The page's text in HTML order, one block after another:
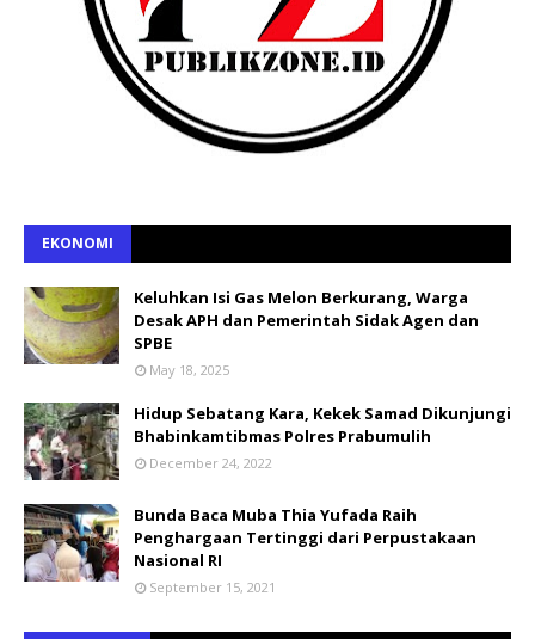
EKONOMI
Keluhkan Isi Gas Melon Berkurang, Warga
Desak APH dan Pemerintah Sidak Agen dan
SPBE
May 18, 2025
Hidup Sebatang Kara, Kekek Samad Dikunjungi
Bhabinkamtibmas Polres Prabumulih
December 24, 2022
Bunda Baca Muba Thia Yufada Raih
Penghargaan Tertinggi dari Perpustakaan
Nasional RI
September 15, 2021